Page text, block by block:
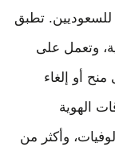
تطبق
وتعمل على
أو إلغاء
الهوية
وأكثر من